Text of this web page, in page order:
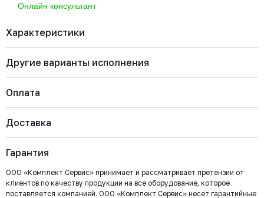
Онлайн консультант
Характеристики
Бренд
Диаметр номинальный
ДУ 50
Артикул
Тип арматуры
Другие варианты исполнения
Давление номинальное
Цена с НДС
67 718 ₽
509-0250-16
Давление номинальноеДиаметр номинальныйНаличие
Оплата
Важно: Отгрузка товара производится после 100%
оплаты и зачисления средств на расчетный счет
ООО «Комплект Сервис».
Доставка
Гарантия
ООО «Комплект Сервис» принимает и рассматривает претензии от
клиентов по качеству продукции на все оборудование, которое
поставляется компанией. ООО «Комплект Сервис» несет гарантийные